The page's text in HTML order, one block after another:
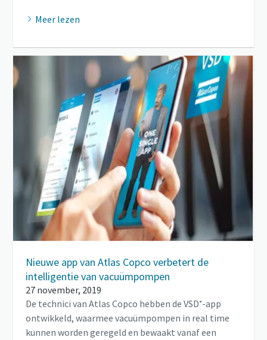
Meer lezen
Nieuwe app van Atlas Copco verbetert de
intelligentie van vacuümpompen
27 november, 2019
De technici van Atlas Copco hebben de VSD⁺-app
ontwikkeld, waarmee vacuümpompen in real time
kunnen worden geregeld en bewaakt vanaf een